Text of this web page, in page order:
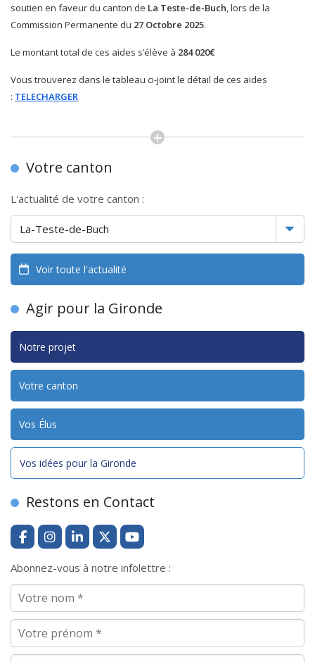
soutien en faveur du canton de La Teste-de-Buch, lors de la
Commission Permanente du 27 Octobre 2025.
Le montant total de ces aides s’élève à 284 020€
Vous trouverez dans le tableau ci-joint le détail de ces aides
: TELECHARGER
Votre canton
L'actualité de votre canton :
Voir toute l'actualité
Agir pour la Gironde
Notre projet
Votre canton
Vos Élus
Vos idées pour la Gironde
Restons en Contact
Abonnez-vous à notre infolettre :